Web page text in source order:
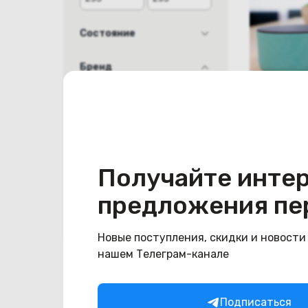
Получайте
предложения
Новые поступления, скидки и
нашем Телеграм-канале
Подписаться
Состояние
Бренд
Тип товара
Очистить
295BYN